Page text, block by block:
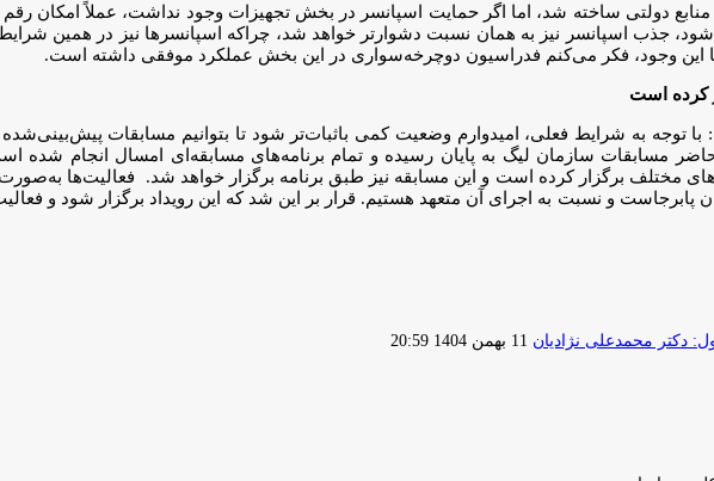
دولتی ساخته شد، اما اگر حمایت اسپانسر در بخش تجهیزات وجود نداشت، عملاً امکان رقم
اسپانسر نیز به همان نسبت دشوارتر خواهد شد، چراکه اسپانسرها نیز در همین
این وجود، فکر می‌کنم فدراسیون دوچرخه‌سواری در این بخش عملکرد موفقی داشته است.
به شرایط فعلی، امیدوارم وضعیت کمی باثبات‌تر شود تا بتوانیم مسابقات پیش‌بینی‌شده
مسابقات سازمان لیگ به پایان رسیده و تمام برنامه‌های مسابقه‌ای امسال انجام شده
را در رشته‌ها و رده‌های مختلف برگزار کرده است و این مسابقه نیز طبق برنامه برگزار خواهد شد. فعالیت‌ها
پابرجاست و نسبت به اجرای آن متعهد هستیم. قرار بر این شد که این رویداد برگزار شود و
دکتر محمدعلی نژادیان ارسال
11 بهمن 1404 20:59